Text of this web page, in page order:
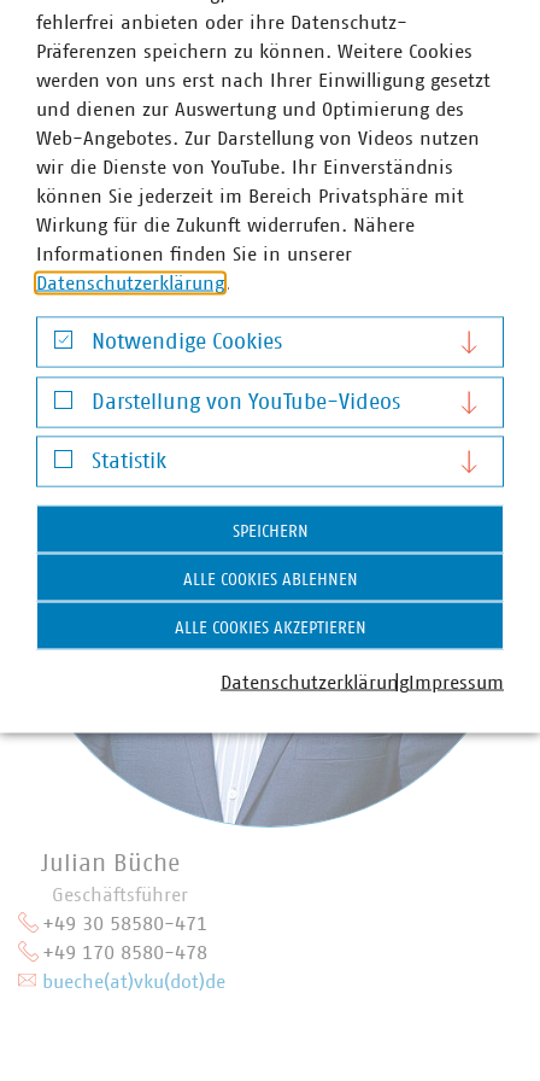
In Berlin-Brandenburg sind 57 kommunale Unternehmen
im VKU organisiert. Die VKU-Mitgliedsunternehmen in
Berlin-Brandenburg leisten jährlich Investitionen in
Höhe von 1,044 Milliarden Euro, erwirtschaften einen
Umsatz von über 4,4 Milliarden Euro und sind wichtiger
Arbeitgeber für mehr als 15.000 Beschäftigte.
Ansprechpartner
Julian Büche
Geschäftsführer
+49 30 58580-471
+49 170 8580-478
bueche(at)vku(dot)de
fehlerfrei anbieten oder ihre Datenschutz-
Präferenzen speichern zu können. Weitere Cookies
werden von uns erst nach Ihrer Einwilligung gesetzt
und dienen zur Auswertung und Optimierung des
Web-Angebotes. Zur Darstellung von Videos nutzen
wir die Dienste von YouTube. Ihr Einverständnis
können Sie jederzeit im Bereich Privatsphäre mit
Wirkung für die Zukunft widerrufen. Nähere
Informationen finden Sie in unserer
Datenschutzerklärung.
Notwendige Cookies
Notwendige Cookies
Darstellung von YouTube-Videos
Darstellung von YouTube-Videos
Statistik
Statistik
SPEICHERN
ALLE COOKIES ABLEHNEN
ALLE COOKIES AKZEPTIEREN
DatenschutzerklärungImpressum